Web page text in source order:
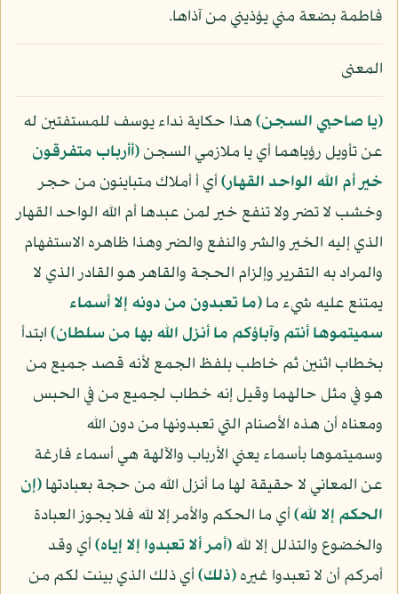
فاطمة بضعة مني يؤذيني من آذاها.
المعنى
﴿يا صاحبي السجن﴾هذا حكاية نداء يوسف للمستفتين له
عن تأويل رؤياهما أي يا ملازمي السجن﴿أأرباب متفرقون
خير أم الله الواحد القهار﴾أي أ أملاك متباينون من حجر
وخشب لا تضر ولا تنفع خير لمن عبدها أم الله الواحد القهار
الذي إليه الخير والشر والنفع والضر وهذا ظاهره الاستفهام
والمراد به التقرير وإلزام الحجة والقاهر هو القادر الذي لا
يمتنع عليه شيء ما﴿ما تعبدون من دونه إلا أسماء
سميتموها أنتم وآباؤكم ما أنزل الله بها من سلطان﴾ابتدأ
بخطاب اثنين ثم خاطب بلفظ الجمع لأنه قصد جميع من
هو في مثل حالهما وقيل إنه خطاب لجميع من في الحبس
ومعناه أن هذه الأصنام التي تعبدونها من دون الله
وسميتموها بأسماء يعني الأرباب والآلهة هي أسماء فارغة
عن المعاني لا حقيقة لها ما أنزل الله من حجة بعبادتها﴿إن
الحكم إلا لله﴾أي ما الحكم والأمر إلا لله فلا يجوز العبادة
والخضوع والتذلل إلا لله﴿أمر ألا تعبدوا إلا إياه﴾أي وقد
أمركم أن لا تعبدوا غيره﴿ذلك﴾أي ذلك الذي بينت لكم من